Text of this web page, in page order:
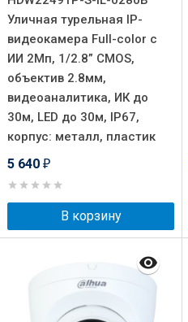
Уличная турельная IP-
видеокамера Full-color с
ИИ 2Мп, 1/2.8” CMOS,
объектив 2.8мм,
видеоаналитика, ИК до
30м, LED до 30м, IP67,
корпус: металл, пластик
5 640 ₽
В корзину